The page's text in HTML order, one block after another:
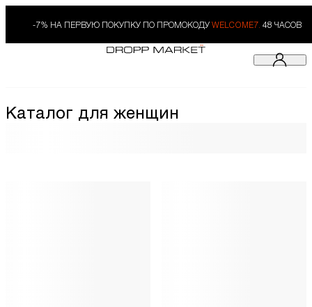
-7% НА ПЕРВУЮ ПОКУПКУ ПО ПРОМОКОДУ WELCOME7. 48 ЧАСОВ
Каталог для женщин